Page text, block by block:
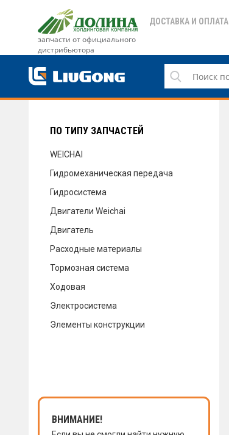
запчасти от официального
дистрибьютора
ДОСТАВКА И ОПЛАТА
ДОСТАВКА И ОПЛАТА
СЕРВИС
ЗАКАЗАТЬ ЗВОНОК
ПО ТИПУ ЗАПЧАСТЕЙ
WEICHAI
Гидромеханическая передача
Гидросистема
Двигатели Weichai
Двигатель
Расходные материалы
Тормозная система
Ходовая
Электросистема
Элементы конструкции
ВНИМАНИЕ!